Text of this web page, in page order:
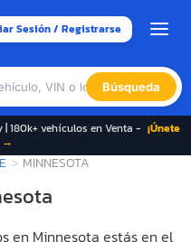
Sesión / Registrarse
Búsqueda
180k+ vehículos en Venta - ¡Únete
→
MINNESOTA
en Minnesota estás en el